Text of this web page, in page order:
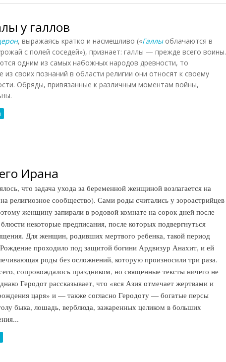
у галлов
, выражаясь кратко и насмешливо («Галлыоблачаются в
с полей соседей»), признает: галлы — прежде всего воины.
одним из самых набожных народов древности, то
из своих познаний в области религии они относят к своему
Обряды, привязанные к различным моментам войны,
Ирана
что задача ухода за беременной женщиной возлагается на
религиозное сообщество). Сами роды считались у зороастрийцев
женщину запирали в родовой комнате на сорок дней после
некоторые предписания, после которых подвергнуться
Для женщин, родивших мертвого ребенка, такой период
проходило под защитой богини Ардвизур Анахит, и ей
роды без осложнений, которую произносили три раза.
сопровождалось праздником, но священные тексты ничего не
Геродот рассказывает, что «вся Азия отмечает жертвами и
царя» и — также согласно Геродоту — богатые персы
быка, лошадь, верблюда, зажаренных целиком в больших